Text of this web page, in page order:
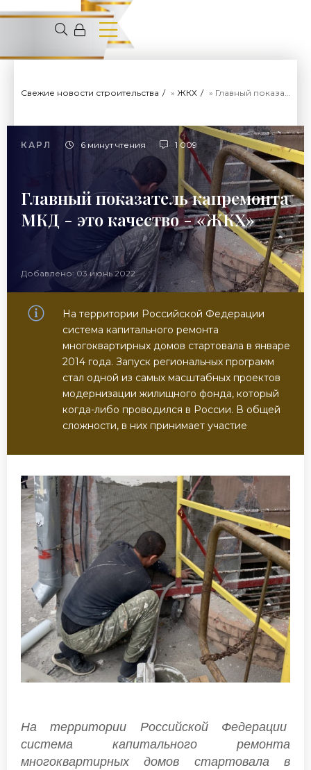
Свежие новости строительства » ЖКХ » Главный показатель капремонта МКД - это качество - «ЖКХ»
КАРЛ 6 минут чтения 1 009
Главный показатель капремонта
МКД - это качество - «ЖКХ»
Добавлено: 03 июнь 2022
На территории Российской Федерации
система капитального ремонта
многоквартирных домов стартовала в январе
2014 года. Запуск региональных программ
стал одной из самых масштабных проектов
модернизации жилищного фонда, который
когда-либо проводился в России. В общей
сложности, в них принимает участие
На территории Российской Федерации
система капитального ремонта
многоквартирных домов стартовала в